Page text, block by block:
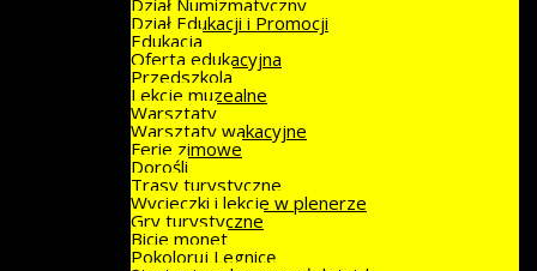
Dział Numizmatyczny
Dział Edukacji i Promocji
Edukacja
Oferta edukacyjna
Przedszkola
Lekcje muzealne
Warsztaty
Warsztaty wakacyjne
Ferie zimowe
Dorośli
Trasy turystyczne
Wycieczki i lekcje w plenerze
Gry turystyczne
Bicie monet
Pokoloruj Legnicę